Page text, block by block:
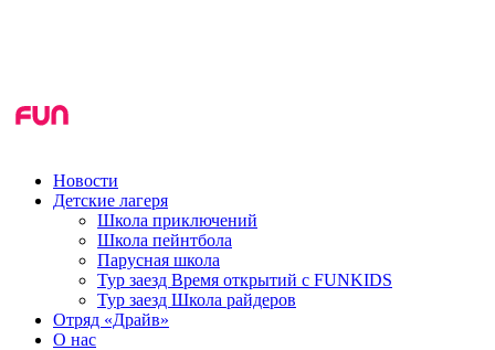
Новости
Детские лагеря
Школа приключений
Школа пейнтбола
Парусная школа
Тур заезд Время открытий с FUNKIDS
Тур заезд Школа райдеров
Отряд «Драйв»
О нас